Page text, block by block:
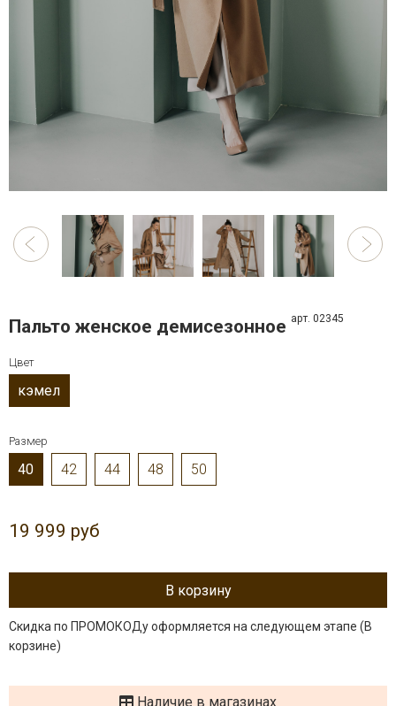
Пальто женcкое демисезонное арт. 02345
Цвет
кэмел
Размер
40 42 44 48 50
19 999 руб
В корзину
Скидка по ПРОМОКОДу оформляется на следующем этапе (В
корзине)
Наличие в магазинах